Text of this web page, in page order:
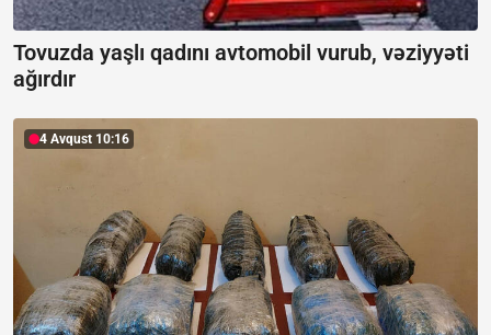
Tovuzda yaşlı qadını avtomobil vurub, vəziyyəti
ağırdır
4 Avqust 10:16